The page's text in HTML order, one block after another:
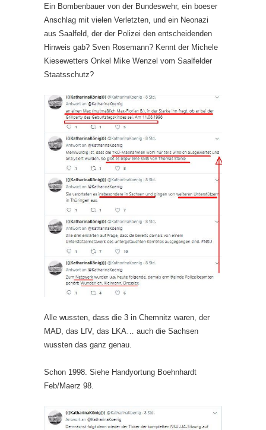
Ein Bombenbauer von der Bundeswehr, ein boeser
Anschlag mit vielen Verletzten, und ein Neonazi
aus Saalfeld, der der Polizei den entscheidenden
Hinweis gab? Sven Rosemann? Kennt der Michele
Kiesewetters Onkel Mike Wenzel vom Saalfelder
Staatsschutz?
Alle wussten, dass die 3 in Chemnitz waren, der
MAD, das LfV, das LKA… auch die Sachsen
wussten das ganz genau.
Schon 1998. Siehe Handyortung Boehnhardt
Feb/Maerz 98.